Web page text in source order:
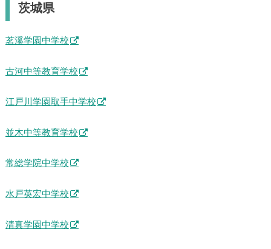
茨城県
茗溪学園中学校
古河中等教育学校
江戸川学園取手中学校
並木中等教育学校
常総学院中学校
水戸英宏中学校
清真学園中学校